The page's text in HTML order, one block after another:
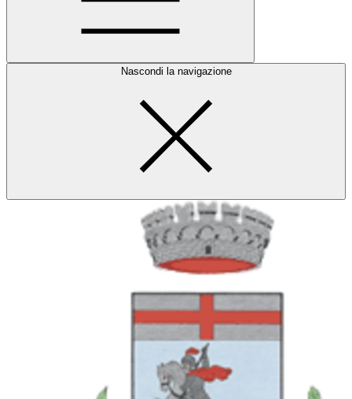
Nascondi la navigazione